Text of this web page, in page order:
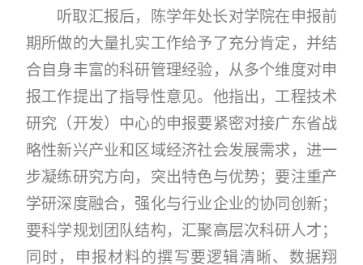
听取汇报后，陈学年处长对学院在申报前
期所做的大量扎实工作给予了充分肯定，并结
合自身丰富的科研管理经验，从多个维度对申
报工作提出了指导性意见。他指出，工程技术
研究（开发）中心的申报要紧密对接广东省战
略性新兴产业和区域经济社会发展需求，进一
步凝练研究方向，突出特色与优势；要注重产
学研深度融合，强化与行业企业的协同创新；
要科学规划团队结构，汇聚高层次科研人才；
同时，申报材料的撰写要逻辑清晰、数据翔